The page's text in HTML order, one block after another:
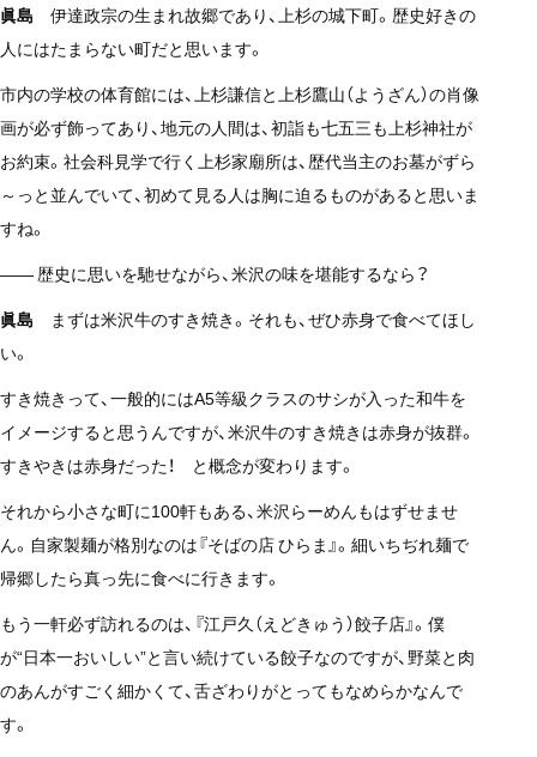
眞島 伊達政宗の生まれ故郷であり、上杉の城下町。歴史好きの
人にはたまらない町だと思います。
市内の学校の体育館には、上杉謙信と上杉鷹山（ようざん）の肖像
画が必ず飾ってあり、地元の人間は、初詣も七五三も上杉神社が
お約束。社会科見学で行く上杉家廟所は、歴代当主のお墓がずら
～っと並んでいて、初めて見る人は胸に迫るものがあると思いま
すね。
—— 歴史に思いを馳せながら、米沢の味を堪能するなら？
眞島 まずは米沢牛のすき焼き。それも、ぜひ赤身で食べてほし
い。
すき焼きって、一般的にはA5等級クラスのサシが入った和牛を
イメージすると思うんですが、米沢牛のすき焼きは赤身が抜群。
すきやきは赤身だった！ と概念が変わります。
それから小さな町に100軒もある、米沢らーめんもはずせませ
ん。自家製麺が格別なのは『そばの店 ひらま』。細いちぢれ麺で
帰郷したら真っ先に食べに行きます。
もう一軒必ず訪れるのは、『江戸久（えどきゅう）餃子店』。僕
が“日本一おいしい”と言い続けている餃子なのですが、野菜と肉
のあんがすごく細かくて、舌ざわりがとってもなめらかなんで
す。